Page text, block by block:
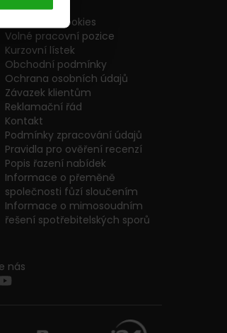
Kdo jsme
Nastavení Cookies
Volné pracovní pozice
Kurzovní lístek
Obchodní podmínky
Ochrana osobních údajů
Závazek klientům
Reklamační řád
Kontakt
Podmínky zpracování údajů
Pravidla pro ověření recenzí
Popis řazení nabídek
Informace o přeměně
společnosti fůzí sloučením
Informace o mimosoudním
řešení spotřebitelských sporů
nás